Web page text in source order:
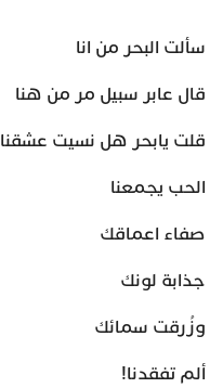
سألت البحر من انا
قال عابر سبيل مر من هنا
قلت يابحر هل نسيت عشقنا
الحب يجمعنا
صفاء اعماقك
جذابة لونك
وزُرقت سمائك
ألم تفقدنا!